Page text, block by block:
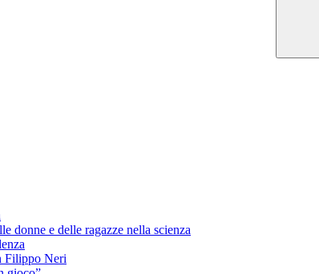
donne e delle ragazze nella scienza
Filippo Neri